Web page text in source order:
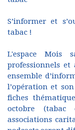
S’informer et
tabac !
L'espace Mois
professionnels
ensemble
l’opération et
fiches
octobre (tabac
associations